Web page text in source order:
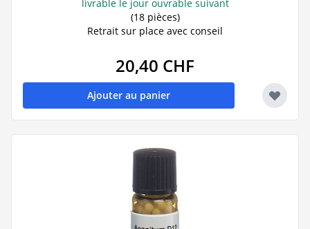
livrable le jour ouvrable suivant
(18 pièces)
Retrait sur place avec conseil
20,40 CHF
Ajouter au panier